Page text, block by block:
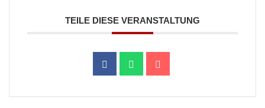
TEILE DIESE VERANSTALTUNG